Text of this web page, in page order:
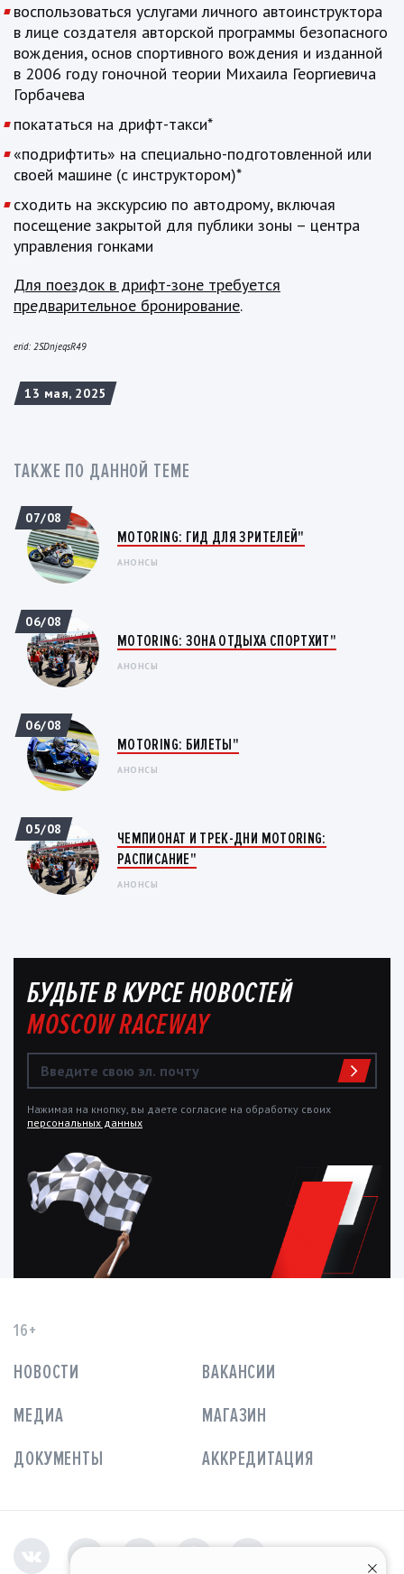
воспользоваться услугами личного автоинструктора
в лице создателя авторской программы безопасного
вождения, основ спортивного вождения и изданной
в 2006 году гоночной теории Михаила Георгиевича
Горбачева
покататься на дрифт-такси*
«подрифтить» на специально-подготовленной или
своей машине (с инструктором)*
сходить на экскурсию по автодрому, включая
посещение закрытой для публики зоны – центра
управления гонками
Для поездок в дрифт-зоне требуется
предварительное бронирование.
erid: 2SDnjeqsR49
13 мая, 2025
ТАКЖЕ ПО ДАННОЙ ТЕМЕ
MOTORING: ГИД ДЛЯ ЗРИТЕЛЕЙ"
АНОНСЫ
07/08
MOTORING: ЗОНА ОТДЫХА СПОРТХИТ"
АНОНСЫ
06/08
MOTORING: БИЛЕТЫ"
АНОНСЫ
06/08
ЧЕМПИОНАТ И ТРЕК-ДНИ MOTORING:
РАСПИСАНИЕ"
АНОНСЫ
05/08
БУДЬТЕ В КУРСЕ НОВОСТЕЙ
MOSCOW RACEWAY
Нажимая на кнопку, вы даете согласие на обработку своих
персональных данных
16+
НОВОСТИ
ВАКАНСИИ
МЕДИА
МАГАЗИН
ДОКУМЕНТЫ
АККРЕДИТАЦИЯ